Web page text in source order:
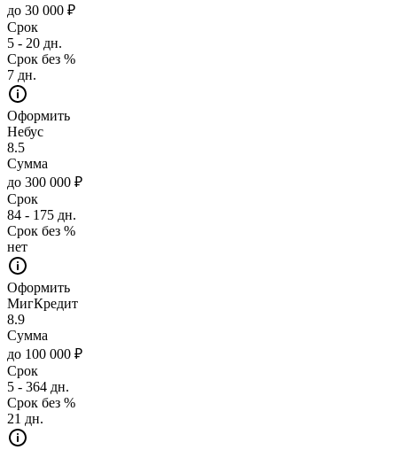
до 30 000 ₽
Срок
5 - 20 дн.
Срок без %
7 дн.
Оформить
Небус
8.5
Сумма
до 300 000 ₽
Срок
84 - 175 дн.
Срок без %
нет
Оформить
МигКредит
8.9
Сумма
до 100 000 ₽
Срок
5 - 364 дн.
Срок без %
21 дн.